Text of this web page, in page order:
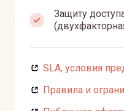
Защиту
SLA, условия
Правила и